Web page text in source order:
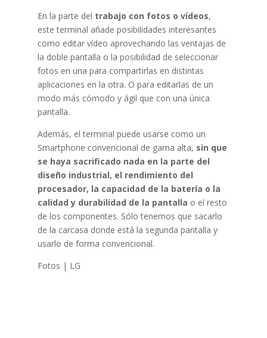
En la parte del trabajo con fotos o vídeos,
este terminal añade posibilidades interesantes
como editar vídeo aprovechando las ventajas de
la doble pantalla o la posibilidad de seleccionar
fotos en una para compartirlas en distintas
aplicaciones en la otra. O para editarlas de un
modo más cómodo y ágil que con una única
pantalla.
Además, el terminal puede usarse como un
Smartphone convencional de gama alta, sin que
se haya sacrificado nada en la parte del
diseño industrial, el rendimiento del
procesador, la capacidad de la batería o la
calidad y durabilidad de la pantalla o el resto
de los componentes. Sólo tenemos que sacarlo
de la carcasa donde está la segunda pantalla y
usarlo de forma convencional.
Fotos | LG